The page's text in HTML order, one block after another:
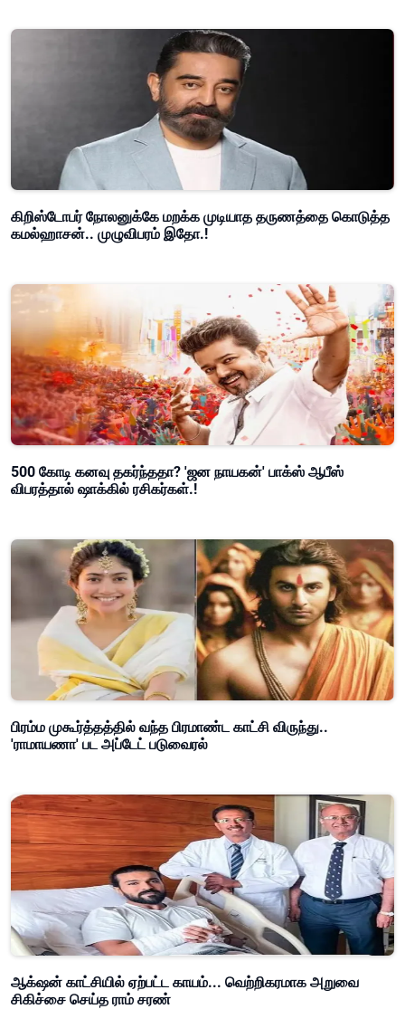
கிறிஸ்டோபர் நோலனுக்கே மறக்க முடியாத தருணத்தை கொடுத்த
கமல்ஹாசன்.. முழுவிபரம் இதோ.!
500 கோடி கனவு தகர்ந்ததா? 'ஜன நாயகன்' பாக்ஸ் ஆபீஸ்
விபரத்தால் ஷாக்கில் ரசிகர்கள்.!
பிரம்ம முகூர்த்தத்தில் வந்த பிரமாண்ட காட்சி விருந்து..
'ராமாயணா' பட அப்டேட் படுவைரல்
ஆக்‌ஷன் காட்சியில் ஏற்பட்ட காயம்... வெற்றிகரமாக அறுவை
சிகிச்சை செய்த ராம் சரண்